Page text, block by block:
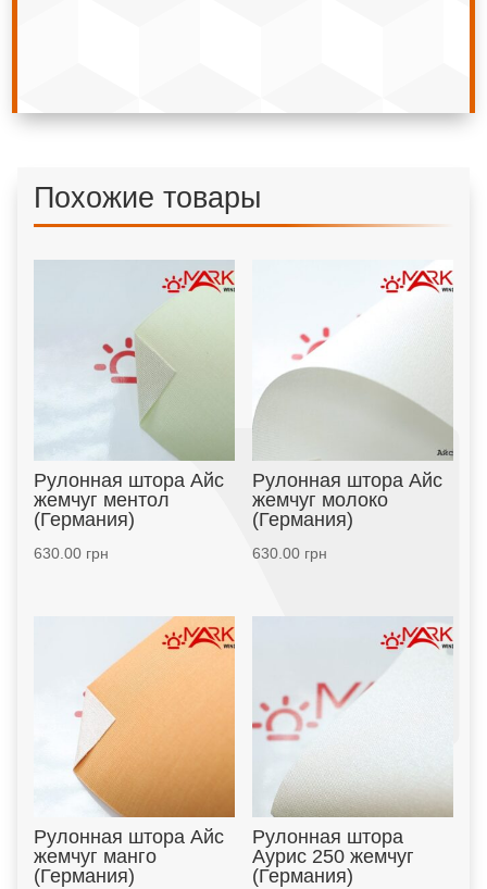
Похожие товары
Рулонная штора Айс
жемчуг ментол
(Германия)
630.00грн
Рулонная штора Айс
жемчуг молоко
(Германия)
630.00грн
Рулонная штора Айс
жемчуг манго
(Германия)
Рулонная штора
Аурис 250 жемчуг
(Германия)